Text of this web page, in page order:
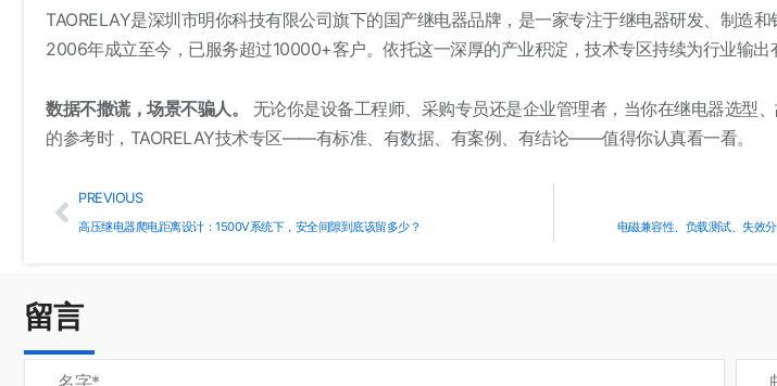
TAORELAY是深圳市明你科技有限公司旗下的国产继电器品牌，是一家专注于继电器研发、制造
2006年成立至今，已服务超过10000+客户。依托这一深厚的产业积淀，技术专区持续为行业输出
数据不撒谎，场景不骗人。
无论你是设备工程师、采购专员还是企业管理者，当你在继电器选型
的参考时，TAORELAY技术专区——有标准、有数据、有案例、有结论——值得你认真看一看。
Prev
PREVIOUS
高压继电器爬电距离设计：1500V系统下，安全间隙到底该留多少？ 电磁兼容性、负载测试、失效
留言